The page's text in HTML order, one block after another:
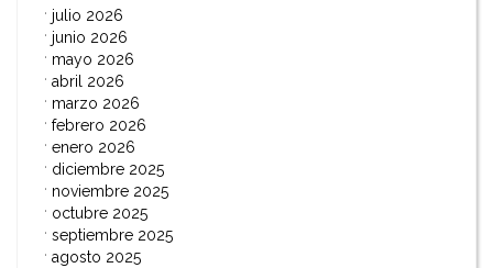
julio 2026
junio 2026
mayo 2026
abril 2026
marzo 2026
febrero 2026
enero 2026
diciembre 2025
noviembre 2025
octubre 2025
septiembre 2025
agosto 2025